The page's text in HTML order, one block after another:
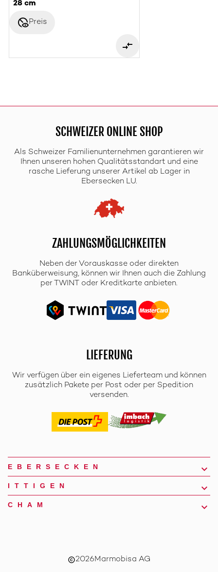
28 cm
disabled_visiblePreis
SCHWEIZER ONLINE SHOP
Als Schweizer Familienunternehmen garantieren wir
Ihnen unseren hohen Qualitätsstandart und eine
rasche Lieferung unserer Artikel ab Lager in
Ebersecken LU.
ZAHLUNGSMÖGLICHKEITEN
Neben der Vorauskasse oder direkten
Banküberweisung, können wir Ihnen auch die Zahlung
per TWINT oder Kreditkarte anbieten.
LIEFERUNG
Wir verfügen über ein eigenes Lieferteam und können
zusätzlich Pakete per Post oder per Spedition
versenden.
EBERSECKEN
ITTIGEN
CHAM
copyright2026Marmobisa AG